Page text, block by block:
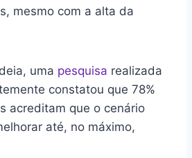
mesmo com a alta da
uma pesquisa realizada
constatou que 78%
acreditam que o cenário
até, no máximo,